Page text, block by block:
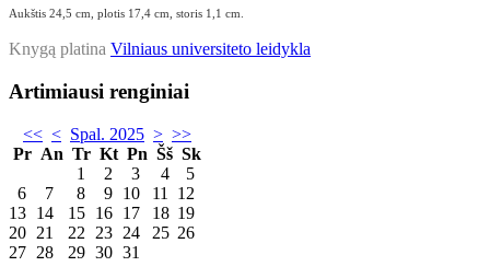
Aukštis 24,5 cm, plotis 17,4 cm, storis 1,1 cm.
Knygą platina Vilniaus universiteto leidykla
Artimiausi renginiai
<< < Spal. 2025 > >>
Pr An Tr Kt Pn Šš Sk
1
2 3 4
5
6
7 8 9 10 11
12
13 14 15 16 17 18 19
20 21 22 23 24 25 26
27 28 29 30 31